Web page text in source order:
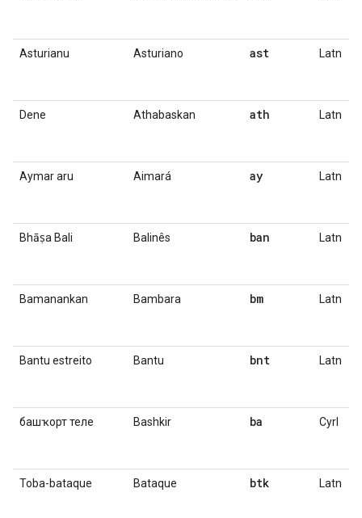
Asturianu Asturiano ast Latn
Dene Athabaskan ath Latn
Aymar aru Aimará ay Latn
Bhāṣa Bali Balinês ban Latn
Bamanankan Bambara bm Latn
Bantu estreito Bantu bnt Latn
башҡорт теле Bashkir ba Cyrl
Toba-bataque Bataque btk Latn